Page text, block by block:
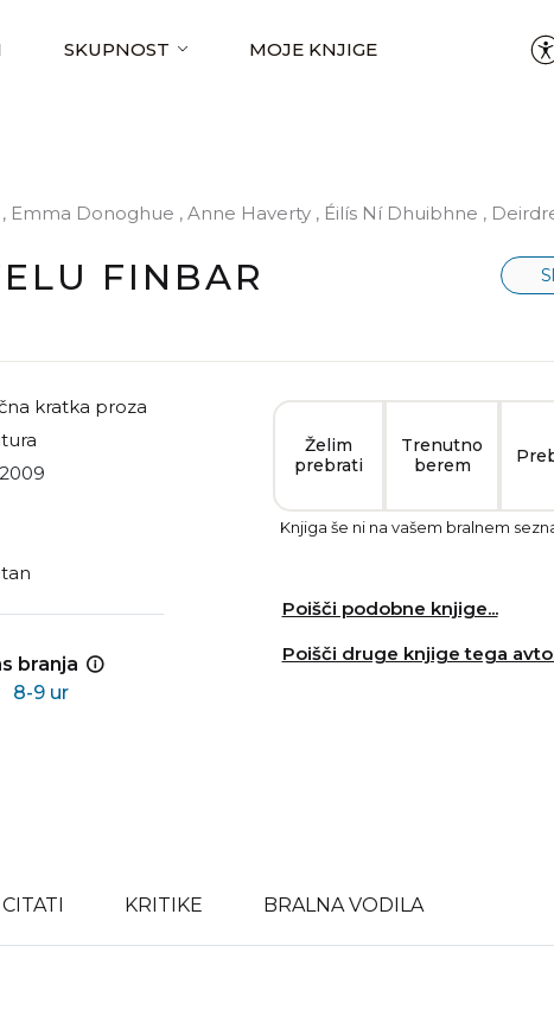
SKUPNOST MOJE KNJIGE
, Emma Donoghue , Anne Haverty , Éilís Ní Dhuibhne ,
FINBAR
kratka proza
branja
8-9 ur
Želim
prebrati
Trenutno
berem
Knjiga še ni na vašem bralnem
Poišči podobne knjige...
Poišči druge knjige tega
CITATI KRITIKE BRALNA VODILA